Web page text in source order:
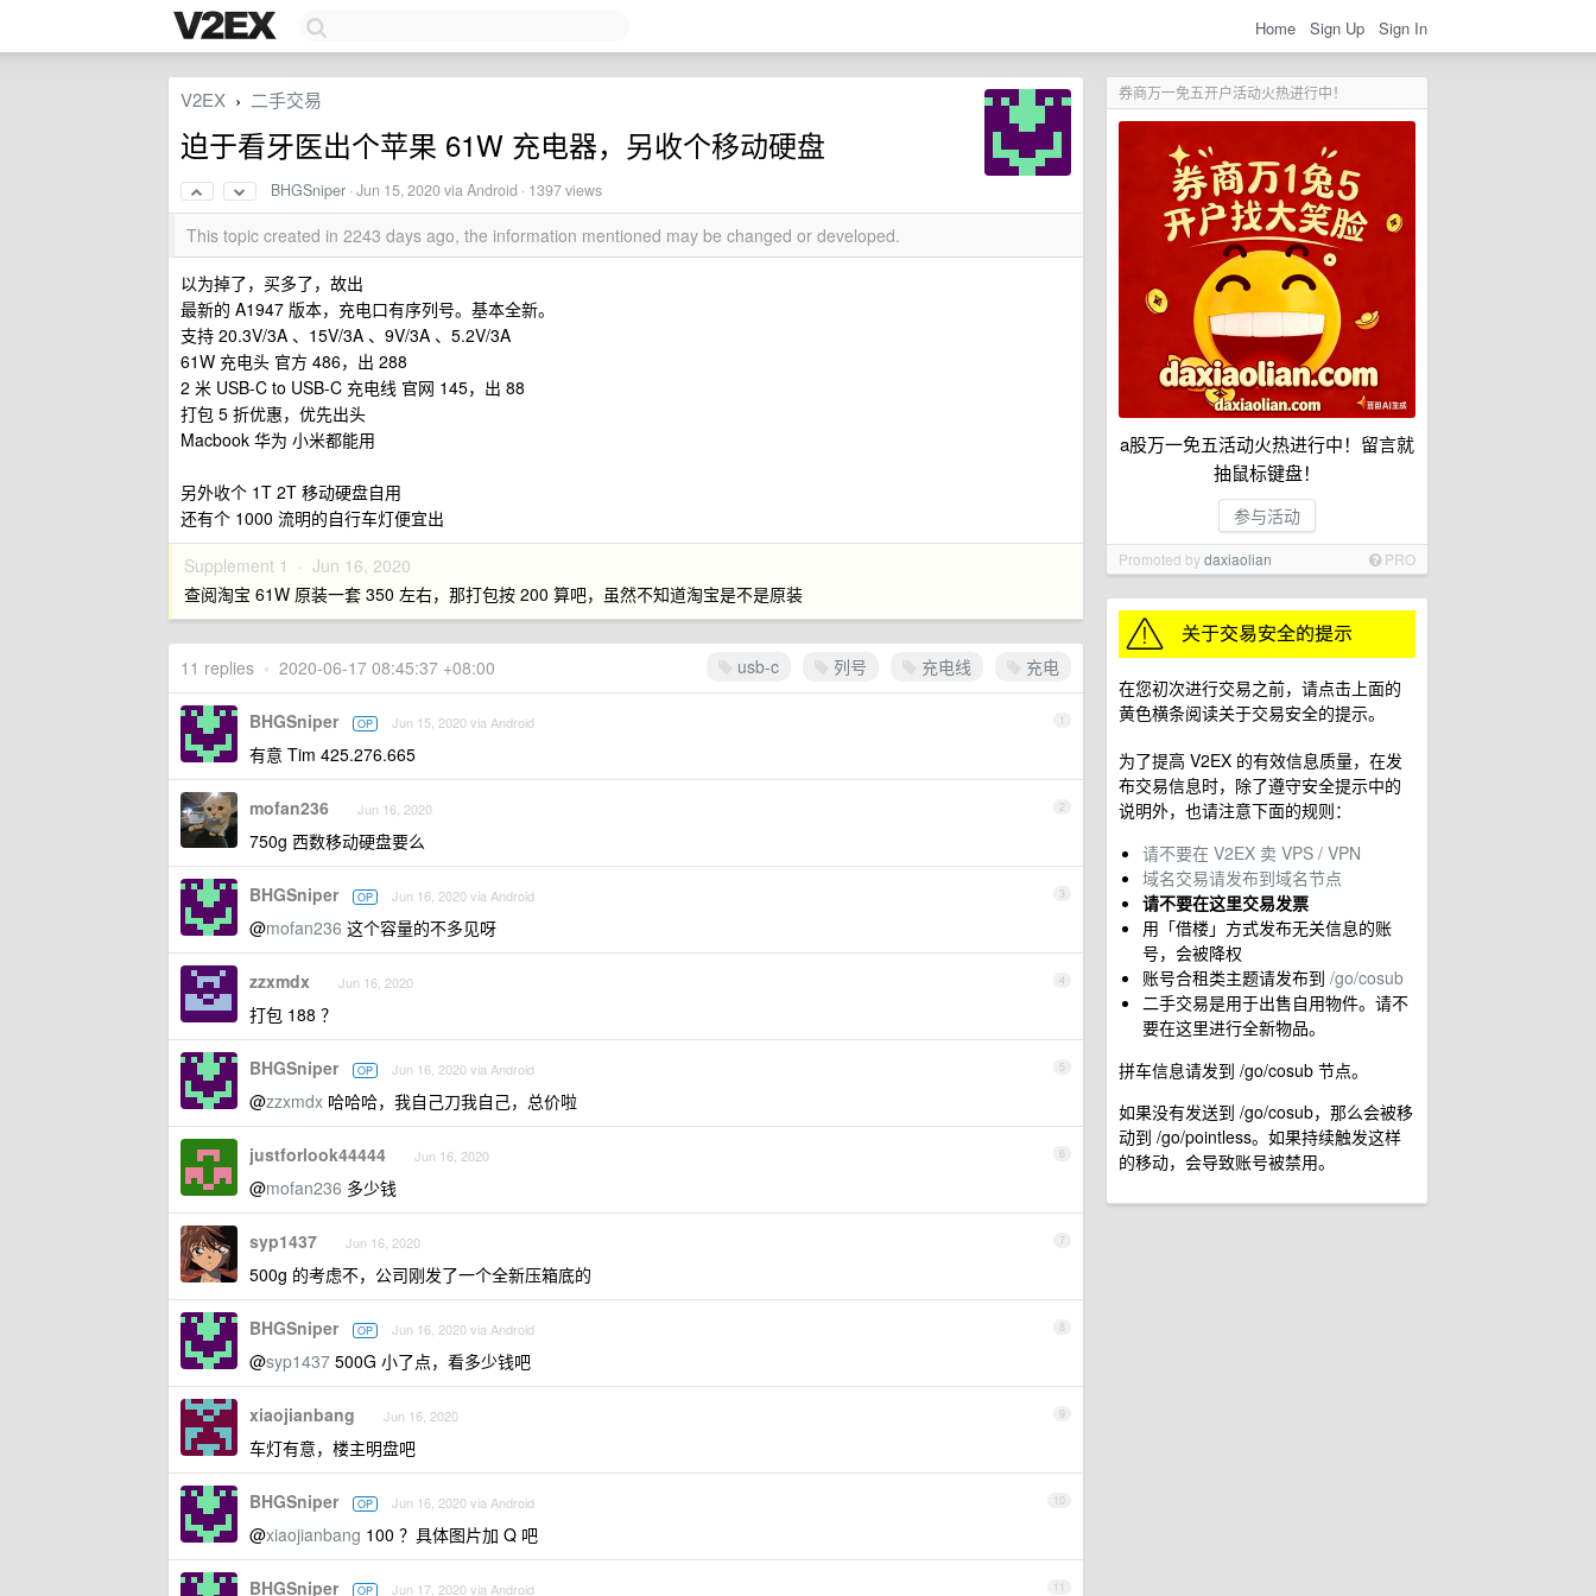
Home Sign Up Sign In
券商万一免五开户活动火热进行中！
a股万一免五活动火热进行中！留言就
抽鼠标键盘！
参与活动
Promoted bydaxiaolian PRO
在您初次进行交易之前，请点击上面的
黄色横条阅读关于交易安全的提示。
为了提高 V2EX 的有效信息质量，在发
布交易信息时，除了遵守安全提示中的
说明外，也请注意下面的规则：
请不要在 V2EX 卖 VPS / VPN
域名交易请发布到域名节点
请不要在这里交易发票
用「借楼」方式发布无关信息的账
号，会被降权
账号合租类主题请发布到 /go/cosub
二手交易是用于出售自用物件。请不
要在这里进行全新物品。
拼车信息请发到 /go/cosub 节点。
如果没有发送到 /go/cosub，那么会被移
动到 /go/pointless。如果持续触发这样
的移动，会导致账号被禁用。
V2EX › 二手交易
迫于看牙医出个苹果 61W 充电器，另收个移动硬盘
BHGSniper ·Jun 15, 2020via Android · 1397 views
This topic created in 2243 days ago, the information mentioned may be changed or developed.
以为掉了，买多了，故出
最新的 A1947 版本，充电口有序列号。基本全新。
支持 20.3V/3A 、15V/3A 、9V/3A 、5.2V/3A
61W 充电头 官方 486，出 288
2 米 USB-C to USB-C 充电线 官网 145，出 88
打包 5 折优惠，优先出头
Macbook 华为 小米都能用
另外收个 1T 2T 移动硬盘自用
还有个 1000 流明的自行车灯便宜出
Supplement 1 · Jun 16, 2020
查阅淘宝 61W 原装一套 350 左右，那打包按 200 算吧，虽然不知道淘宝是不是原装
usb-c 列号 充电线 充电
11 replies • 2020-06-17 08:45:37 +08:00
1
BHGSniper OP Jun 15, 2020 via Android
有意 Tim 425.276.665
2
mofan236 Jun 16, 2020
750g 西数移动硬盘要么
3
BHGSniper OP Jun 16, 2020 via Android
@mofan236 这个容量的不多见呀
4
zzxmdx Jun 16, 2020
打包 188 ？
5
BHGSniper OP Jun 16, 2020 via Android
@zzxmdx 哈哈哈，我自己刀我自己，总价啦
6
justforlook44444 Jun 16, 2020
@mofan236 多少钱
7
syp1437 Jun 16, 2020
500g 的考虑不，公司刚发了一个全新压箱底的
8
BHGSniper OP Jun 16, 2020 via Android
@syp1437 500G 小了点，看多少钱吧
9
xiaojianbang Jun 16, 2020
车灯有意，楼主明盘吧
10
BHGSniper OP Jun 16, 2020 via Android
@xiaojianbang 100 ？具体图片加 Q 吧
11
BHGSniper OP Jun 17, 2020 via Android